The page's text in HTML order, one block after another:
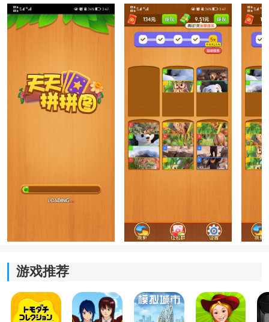
天天拼拼图游戏特色
1、关卡图片类型比较多，每一关都是新的图案，不会一
直重复同一内容，拼起来有变化感。
2、难度设置偏轻，碎片数量不算多，新手也能很快适应
规则，不需要额外学习复杂操作。
3、完成拼图后会直接进入下一关，流程衔接比较顺，适
游戏推荐